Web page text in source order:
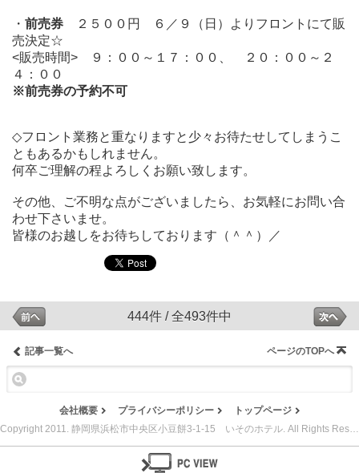
・ 前売券 ２５００円 ６／９（日）よりフロントにて販
売決定☆
<販売時間> ９：００～１７：００、 ２０：００～２
４：００
※前売券の予約不可
◇フロント業務と重なりますと少々お待たせしてしまうこ
ともあるかもしれません。
何卒ご理解の程よろしくお願い致します。
その他、ご不明な点がございましたら、お気軽にお問い合
わせ下さいませ。
皆様のお越しをお待ちしております（＾＾）／
444件 / 全493件中
記事一覧へ ページのTOPへ
会社概要 プライバシーポリシー
トップページ
Copyright 2011. 静岡県浜松市中央区小豆餅3-1-15 いそのホテル. All Rights Reserved.